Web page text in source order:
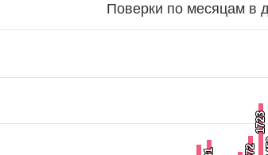
47 bars.
1 Y axis displaying Кол-во поверок, шт.. Range: 0
Поверки по месяцам в
1723
1723